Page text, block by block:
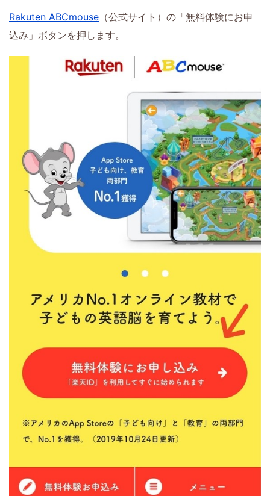
Rakuten ABCmouse （公式サイト）の「無料体験にお申
込み」ボタンを押します。